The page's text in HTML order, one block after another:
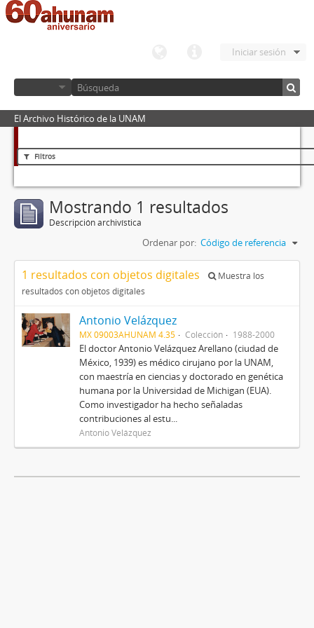
Iniciar sesión
El Archivo Histórico de la UNAM
Filtros
Mostrando 1 resultados
Descripción archivística
Ordenar por: Código de referencia
1 resultados con objetos digitales
Muestra los
resultados con objetos digitales
Antonio Velázquez
MX 09003AHUNAM 4.35 Colección 1988-2000
El doctor Antonio Velázquez Arellano (ciudad de
México, 1939) es médico cirujano por la UNAM,
con maestría en ciencias y doctorado en genética
humana por la Universidad de Michigan (EUA).
Como investigador ha hecho señaladas
contribuciones al estu...
Antonio Velázquez